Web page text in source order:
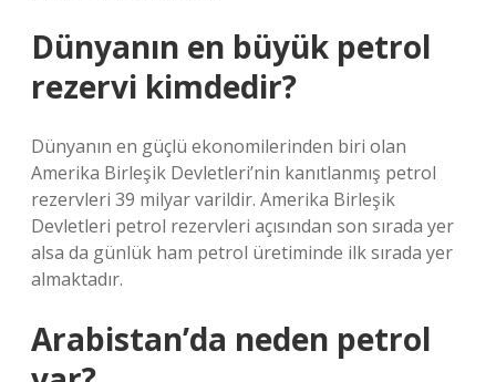
Dünyanın en büyük petrol
rezervi kimdedir?
Dünyanın en güçlü ekonomilerinden biri olan
Amerika Birleşik Devletleri’nin kanıtlanmış petrol
rezervleri 39 milyar varildir. Amerika Birleşik
Devletleri petrol rezervleri açısından son sırada yer
alsa da günlük ham petrol üretiminde ilk sırada yer
almaktadır.
Arabistan’da neden petrol